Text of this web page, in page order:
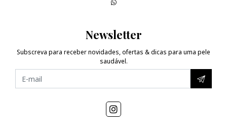
Newsletter
Subscreva para receber novidades, ofertas & dicas para uma pele
saudável.